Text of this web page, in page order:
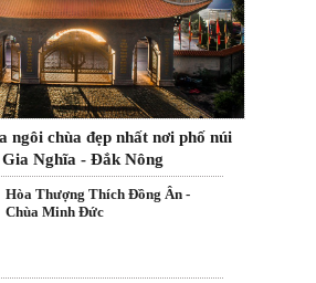
ngôi chùa đẹp nhất nơi phố núi
Nghĩa - Đắk Nông
Hòa Thượng Thích Đồng Ân -
Chùa Minh Đức